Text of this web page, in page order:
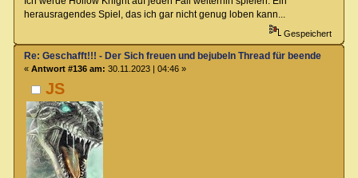
herausragendes Spiel, das ich gar nicht genug loben kann...
Gespeichert
JS
Re: Geschafft!!! - Der Sich freuen und bejubeln Thread für beendete
« Antwort #136 am: 30.11.2023 | 04:46 »